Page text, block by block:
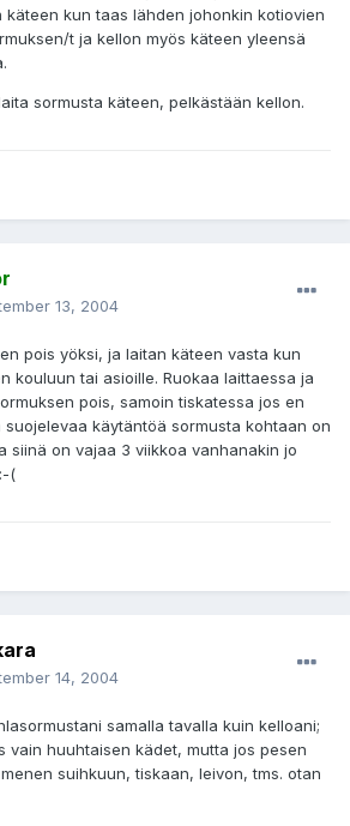
käteen kun taas lähden johonkin kotiovien
t ja kellon myös käteen yleensä
sormusta käteen, pelkästään kellon.
13, 2004
pois yöksi, ja laitan käteen vasta kun
kouluun tai asioille. Ruokaa laittaessa ja
pois, samoin tiskatessa jos en
suojelevaa käytäntöä sormusta kohtaan on
siinä on vajaa 3 viikkoa vanhanakin jo
(
14, 2004
samalla tavalla kuin kelloani;
vain huuhtaisen kädet, mutta jos pesen
suihkuun, tiskaan, leivon, tms. otan